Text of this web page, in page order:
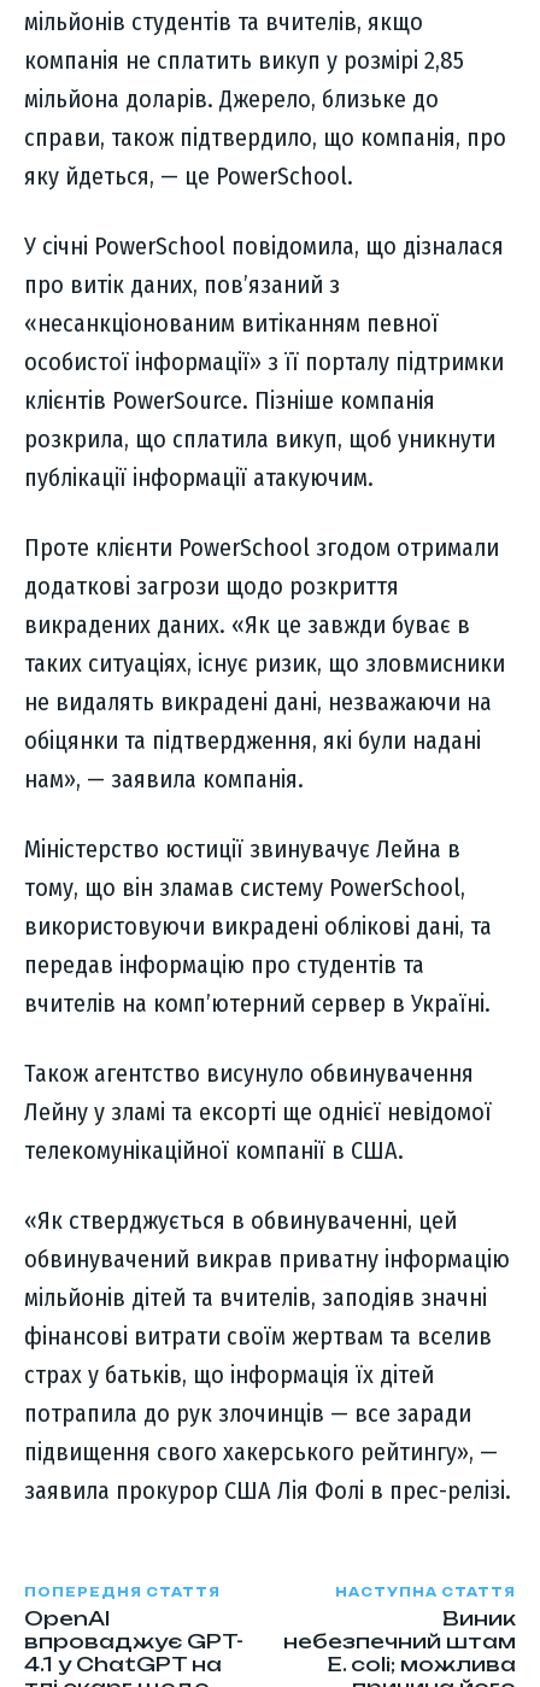
мільйонів студентів та вчителів, якщо
компанія не сплатить викуп у розмірі 2,85
мільйона доларів. Джерело, близьке до
справи, також підтвердило, що компанія, про
яку йдеться, — це PowerSchool.
У січні PowerSchool повідомила, що дізналася
про витік даних, пов’язаний з
«несанкціонованим витіканням певної
особистої інформації» з її порталу підтримки
клієнтів PowerSource. Пізніше компанія
розкрила, що сплатила викуп, щоб уникнути
публікації інформації атакуючим.
Проте клієнти PowerSchool згодом отримали
додаткові загрози щодо розкриття
викрадених даних. «Як це завжди буває в
таких ситуаціях, існує ризик, що зловмисники
не видалять викрадені дані, незважаючи на
обіцянки та підтвердження, які були надані
нам», — заявила компанія.
Міністерство юстиції звинувачує Лейна в
тому, що він зламав систему PowerSchool,
використовуючи викрадені облікові дані, та
передав інформацію про студентів та
вчителів на комп’ютерний сервер в Україні.
Також агентство висунуло обвинувачення
Лейну у зламі та ексорті ще однієї невідомої
телекомунікаційної компанії в США.
«Як стверджується в обвинуваченні, цей
обвинувачений викрав приватну інформацію
мільйонів дітей та вчителів, заподіяв значні
фінансові витрати своїм жертвам та вселив
страх у батьків, що інформація їх дітей
потрапила до рук злочинців — все заради
підвищення свого хакерського рейтингу», —
заявила прокурор США Лія Фолі в прес-релізі.
ПОПЕРЕДНЯ СТАТТЯ
OpenAI
впроваджує GPT-
4.1 у ChatGPT на
НАСТУПНА СТАТТЯ
Виник
небезпечний штам
Е. coli; можлива